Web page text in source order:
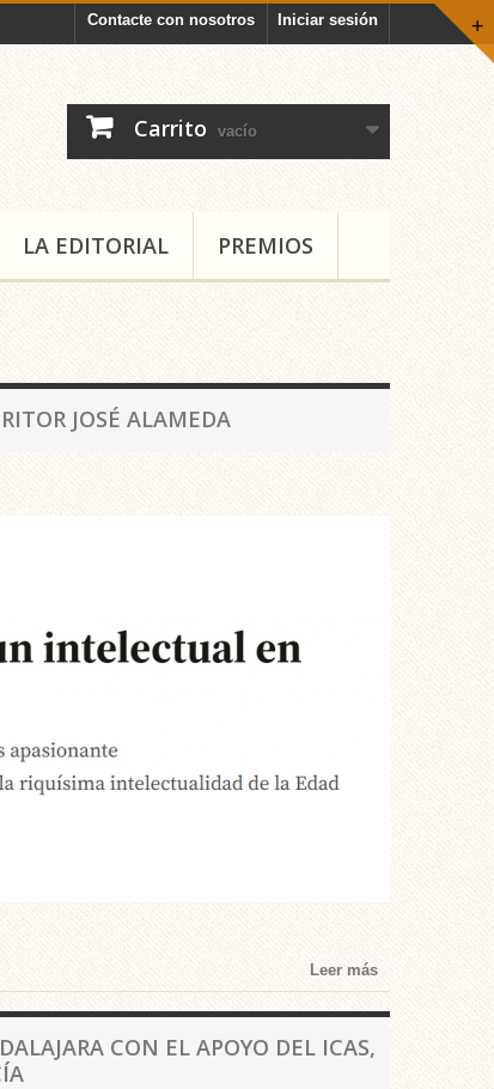
+
Iniciar sesión
Contacte con nosotros
Carrito vacío
LA EDITORIAL PREMIOS
JOSÉ ALAMEDA
Leer más
CON EL APOYO DEL ICAS,